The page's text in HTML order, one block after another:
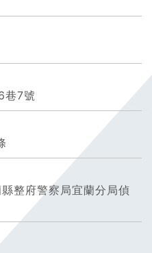
巷7號
整府警察局宜蘭分局偵